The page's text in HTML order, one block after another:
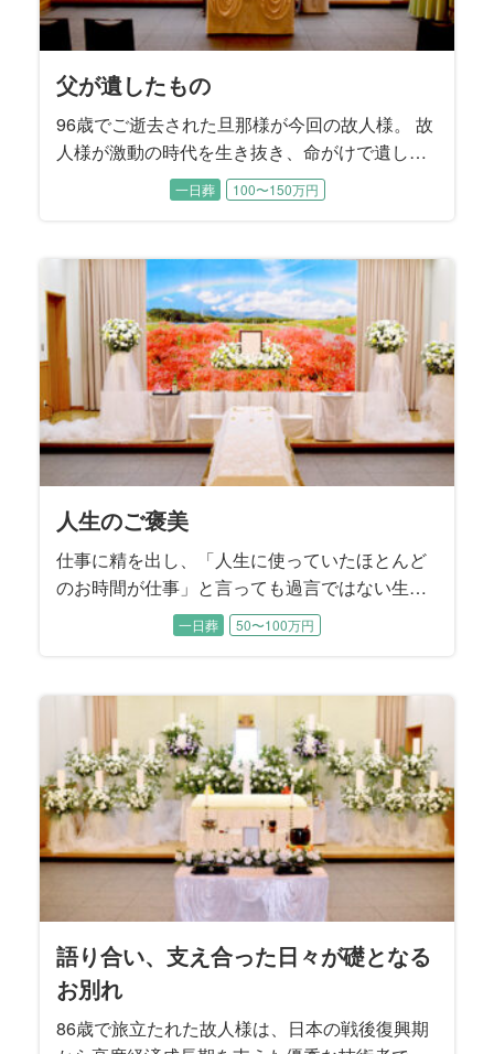
父が遺したもの
96歳でご逝去された旦那様が今回の故人様。 故
人様が激動の時代を生き抜き、命がけで遺した
大切な宝物はご家族。 そんなご家族が誰一人と
して悔いが残らないように、そして最後は気持
手伝いさせて頂きました。
一日葬 100〜150万円
人生のご褒美
仕事に精を出し、「人生に使っていたほとんど
のお時間が仕事」と言っても過言ではない生き
方をされた86歳のお父様。 それは一番大切なご
家族に対して愛情表現の裏返し。 お父様の最後
間。 ご葬儀のテーマはふるさと「赤城山（群馬
県）」に囲まれたお見送となりました。
一日葬 50〜100万円
語り合い、支え合った日々が礎となる
お別れ
86歳で旅立たれた故人様は、日本の戦後復興期